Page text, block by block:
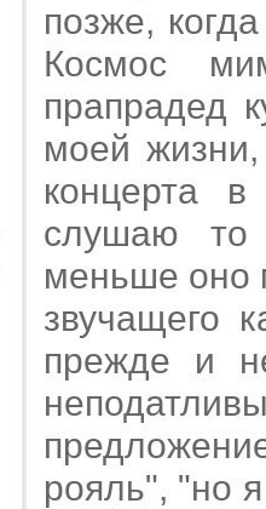
позже,
Космос
прапрадед
моей
концерта
слушаю то
меньше оно
звучащего
прежде и
рояль", "но